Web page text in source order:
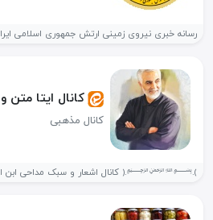
رسانه خبری نیروی زمینی ارتش جمهوری اسلامی
کانال ایتا
کانال مذهبی
﴾.﷽.﴿ کانال اشعار و سبک مداحی ابن